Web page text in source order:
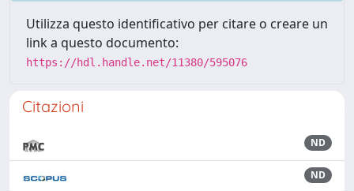
Utilizza questo identificativo per citare o creare un
link a questo documento:
https://hdl.handle.net/11380/595076
Citazioni
ND
ND